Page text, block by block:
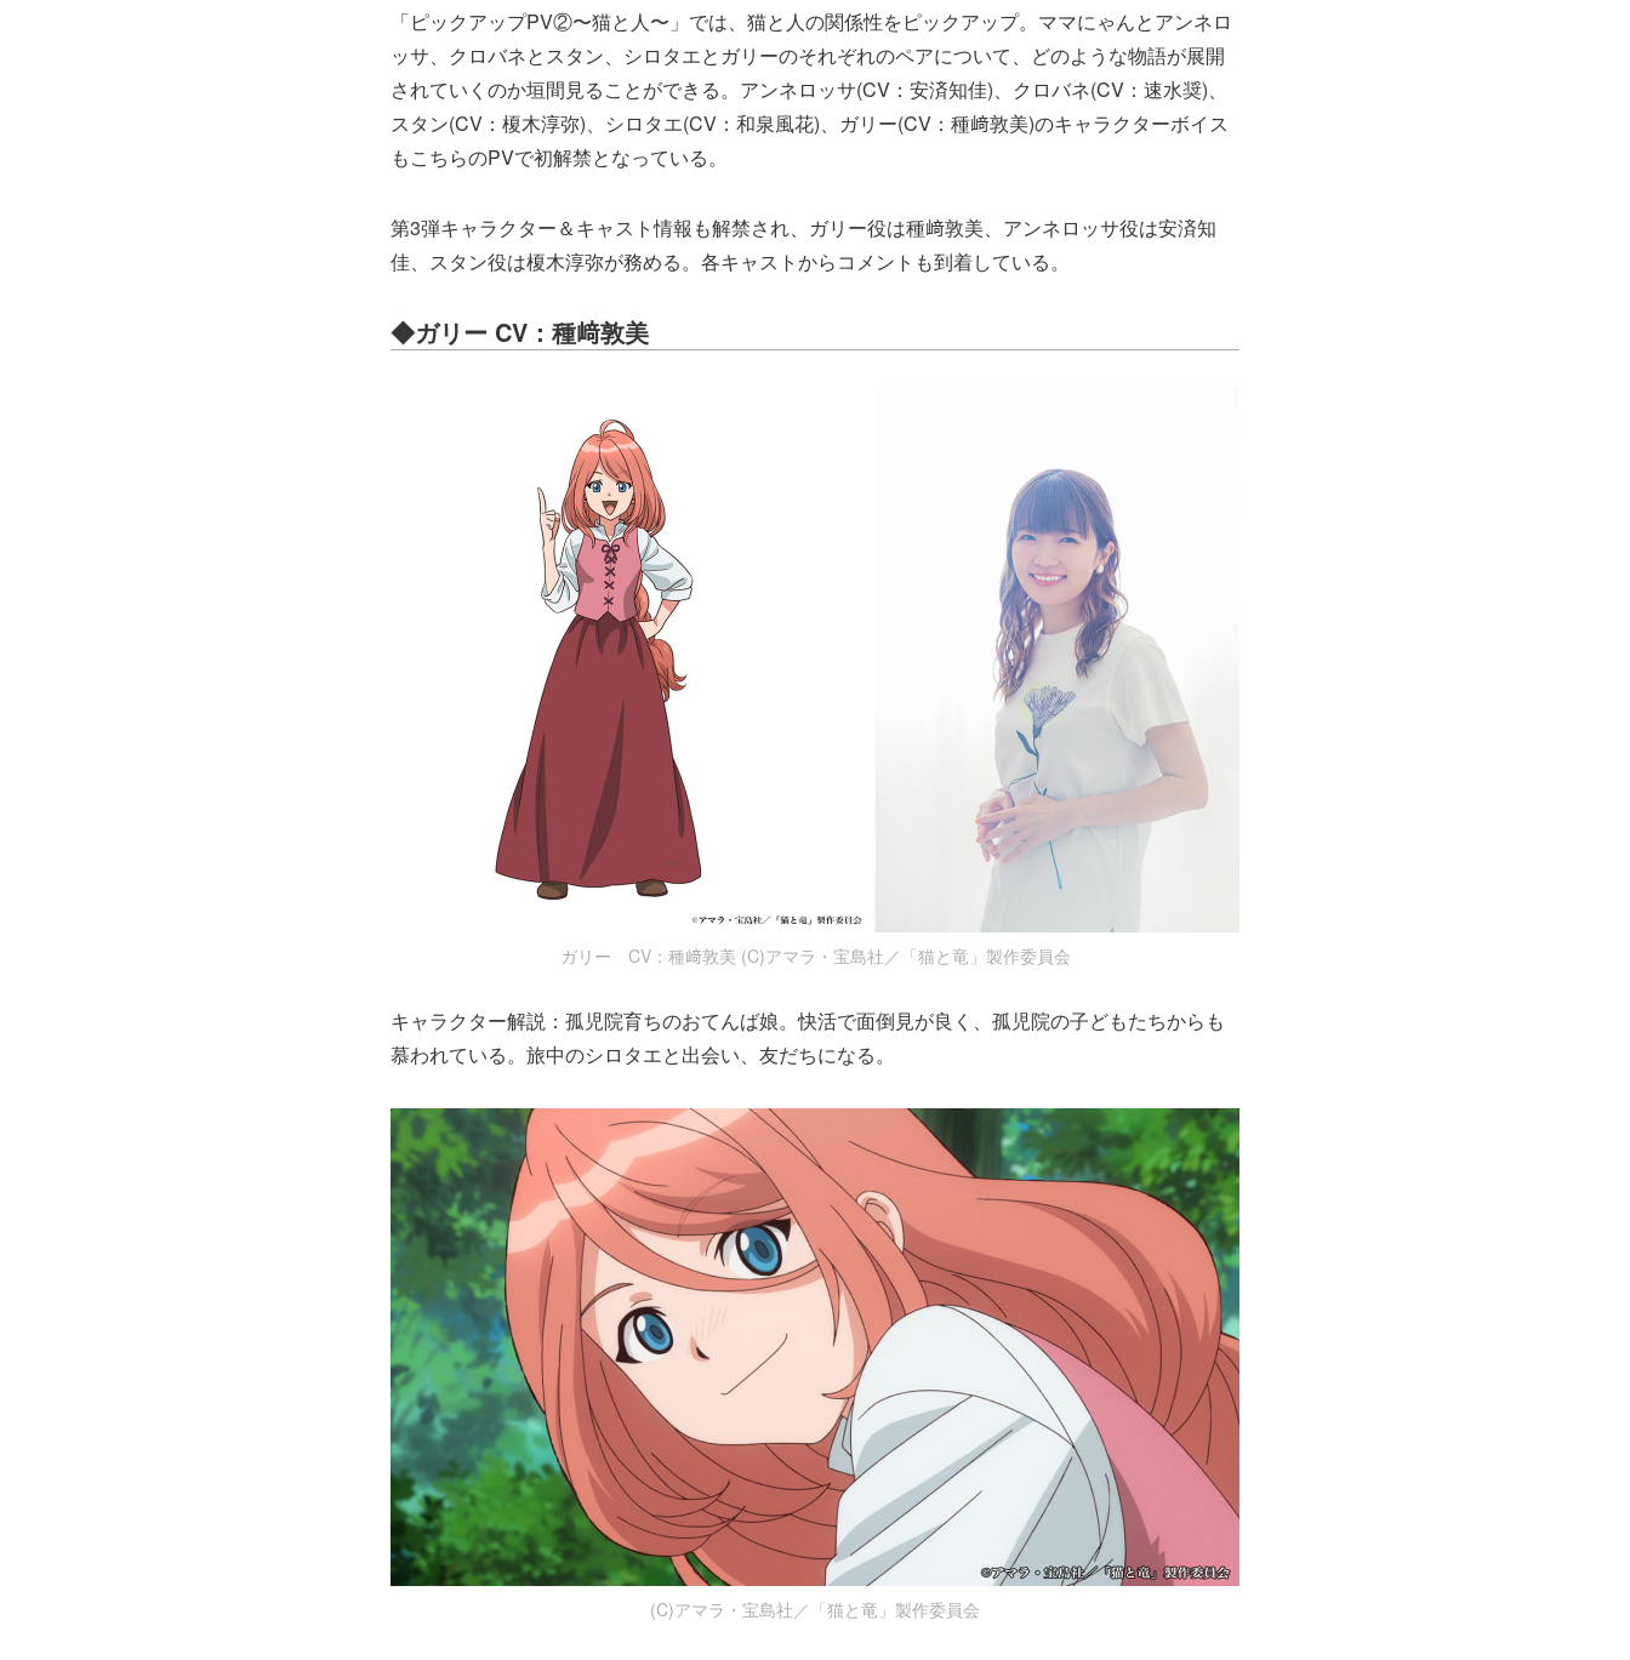
「ピックアップPV②〜猫と人〜」では、猫と人の関係性をピックアップ。ママにゃんとアンネロ
ッサ、クロバネとスタン、シロタエとガリーのそれぞれのペアについて、どのような物語が展開
されていくのか垣間見ることができる。アンネロッサ(CV：安済知佳)、クロバネ(CV：速水奨)、
スタン(CV：榎木淳弥)、シロタエ(CV：和泉風花)、ガリー(CV：種﨑敦美)のキャラクターボイス
もこちらのPVで初解禁となっている。
第3弾キャラクター＆キャスト情報も解禁され、ガリー役は種﨑敦美、アンネロッサ役は安済知
佳、スタン役は榎木淳弥が務める。各キャストからコメントも到着している。
◆ガリー CV：種﨑敦美
ガリー CV：種﨑敦美 (C)アマラ・宝島社／「猫と竜」製作委員会
キャラクター解説：孤児院育ちのおてんば娘。快活で面倒見が良く、孤児院の子どもたちからも
慕われている。旅中のシロタエと出会い、友だちになる。
(C)アマラ・宝島社／「猫と竜」製作委員会